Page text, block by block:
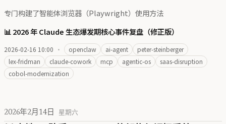
专门构建了智能体浏览器（Playwright）使用方法
📊 2026 年 Claude 生态爆发期核心事件复盘（修正版）
2026-02-16 10:00 · openclaw ai-agent
peter-steinberger
lex-fridman
claude-cowork mcp agentic-os
saas-disruption
cobol-modernization
2026年2月14日 星期六